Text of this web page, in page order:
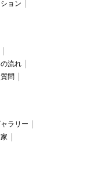
ョン
流れ
問
ラリー